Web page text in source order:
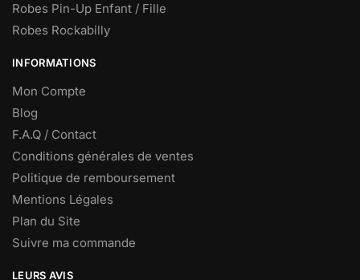
Robes Pin-Up Enfant / Fille
Robes Rockabilly
INFORMATIONS
Mon Compte
Blog
F.A.Q / Contact
Conditions générales de ventes
Politique de remboursement
Mentions Légales
Plan du Site
Suivre ma commande
LEURS AVIS